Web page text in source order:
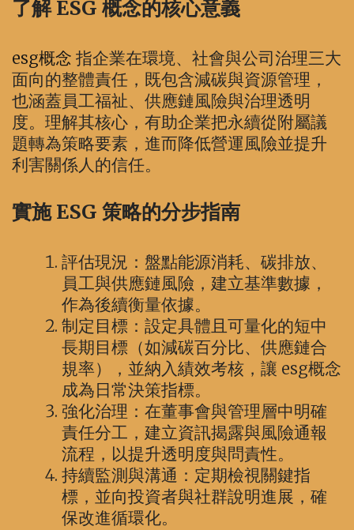
了解 ESG 概念的核心意義
esg概念 指企業在環境、社會與公司治理三大
面向的整體責任，既包含減碳與資源管理，
也涵蓋員工福祉、供應鏈風險與治理透明
度。理解其核心，有助企業把永續從附屬議
題轉為策略要素，進而降低營運風險並提升
利害關係人的信任。
實施 ESG 策略的分步指南
評估現況：盤點能源消耗、碳排放、
員工與供應鏈風險，建立基準數據，
作為後續衡量依據。
制定目標：設定具體且可量化的短中
長期目標（如減碳百分比、供應鏈合
規率），並納入績效考核，讓 esg概念
成為日常決策指標。
強化治理：在董事會與管理層中明確
責任分工，建立資訊揭露與風險通報
流程，以提升透明度與問責性。
持續監測與溝通：定期檢視關鍵指
標，並向投資者與社群說明進展，確
保改進循環化。